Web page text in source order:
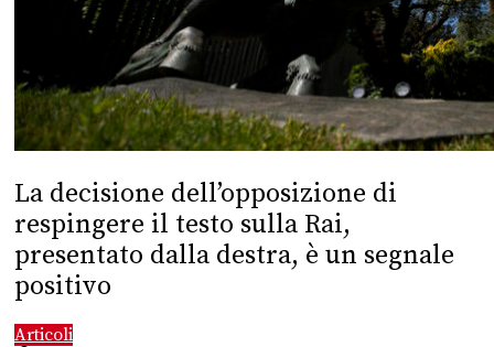
La decisione dell’opposizione di
respingere il testo sulla Rai,
presentato dalla destra, è un segnale
positivo
Articoli